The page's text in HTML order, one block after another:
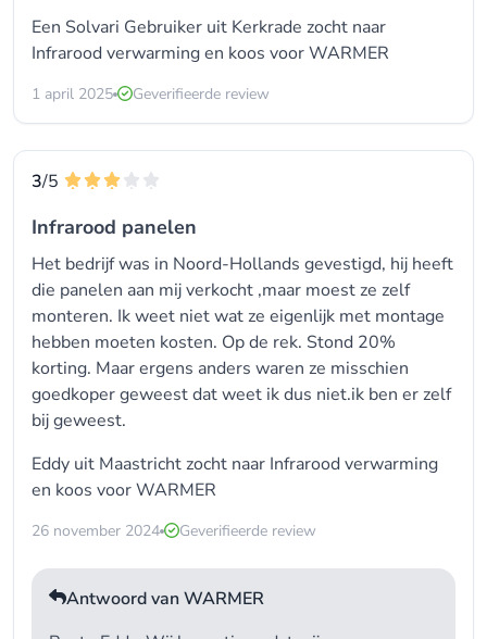
Een Solvari Gebruiker uit Kerkrade zocht naar
Infrarood verwarmingen koos voorWARMER
1 april 2025 Geverifieerde review
3/5
Infrarood panelen
Het bedrijf was in Noord-Hollands gevestigd, hij heeft
die panelen aan mij verkocht ,maar moest ze zelf
monteren. Ik weet niet wat ze eigenlijk met montage
hebben moeten kosten. Op de rek. Stond 20%
korting. Maar ergens anders waren ze misschien
goedkoper geweest dat weet ik dus niet.ik ben er zelf
bij geweest.
Eddy uit Maastricht zocht naar Infrarood verwarming
en koos voorWARMER
26 november 2024 Geverifieerde review
Antwoord van WARMER